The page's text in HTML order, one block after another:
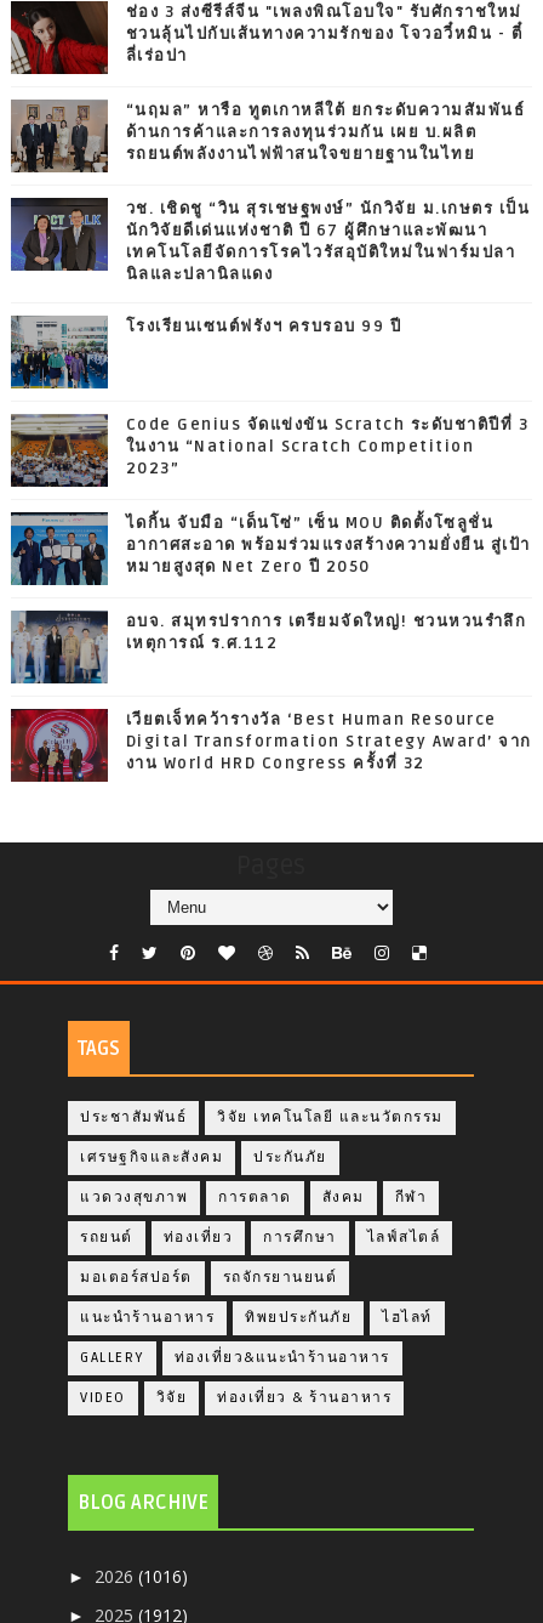
ช่อง 3 ส่งซีรีส์จีน "เพลงพิณโอบใจ" รับศักราชใหม่
ชวนลุ้นไปกับเส้นทางความรักของ โจวอวี๋หมิน - ตี๋
ลี่เร่อปา
“นฤมล” หารือ ทูตเกาหลีใต้ ยกระดับความสัมพันธ์
ด้านการค้าและการลงทุนร่วมกัน เผย บ.ผลิต
รถยนต์พลังงานไฟฟ้าสนใจขยายฐานในไทย
วช. เชิดชู “วิน สุรเชษฐพงษ์” นักวิจัย ม.เกษตร เป็น
นักวิจัยดีเด่นแห่งชาติ ปี 67 ผู้ศึกษาและพัฒนา
เทคโนโลยีจัดการโรคไวรัสอุบัติใหม่ในฟาร์มปลา
นิลและปลานิลแดง
โรงเรียนเซนต์ฟรังฯ ครบรอบ 99 ปี
Code Genius จัดแข่งขัน Scratch ระดับชาติปีที่ 3
ในงาน “National Scratch Competition
2023”
ไดกิ้น จับมือ “เด็นโซ่” เซ็น MOU ติดตั้งโซลูชั่น
อากาศสะอาด พร้อมร่วมแรงสร้างความยั่งยืน สู่เป้า
หมายสูงสุด Net Zero ปี 2050
อบจ. สมุทรปราการ เตรียมจัดใหญ่! ชวนหวนรำลึก
เหตุการณ์ ร.ศ.112
เวียตเจ็ทคว้ารางวัล ‘Best Human Resource
Digital Transformation Strategy Award’ จาก
งาน World HRD Congress ครั้งที่ 32
TAGS
ประชาสัมพันธ์ วิจัย เทคโนโลยี และนวัตกรรม
เศรษฐกิจและสังคม ประกันภัย
แวดวงสุขภาพ การตลาด สังคม กีฬา
รถยนต์ ท่องเที่ยว การศึกษา ไลฟ์สไตล์
มอเตอร์สปอร์ต รถจักรยานยนต์
แนะนำร้านอาหาร ทิพยประกันภัย ไฮไลท์
GALLERY ท่องเที่ยว&แนะนำร้านอาหาร
VIDEO วิจัย ท่องเที่ยว & ร้านอาหาร
BLOG ARCHIVE
► 2026(1016)
► 2025(1912)